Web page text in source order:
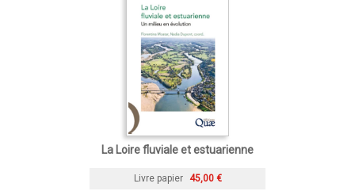
La Loire fluviale et estuarienne
Livre papier 45,00 €